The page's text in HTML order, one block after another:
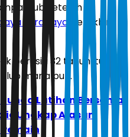
klub setelah
Surabaya
berakhir
berusia 32 tahun itu
mana pun.
Latihan Bersama
Ungkap Alasan